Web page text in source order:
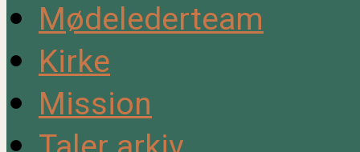
Mødelederteam
Kirke
Mission